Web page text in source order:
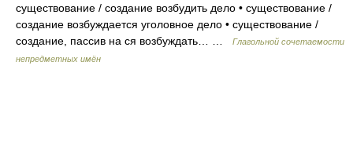
существование / создание возбудить дело • существование /
создание возбуждается уголовное дело • существование /
создание, пассив на ся возбуждать… …
Глагольной сочетаемости
непредметных имён